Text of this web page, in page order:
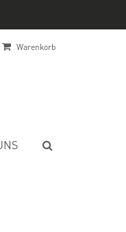
Warenkorb